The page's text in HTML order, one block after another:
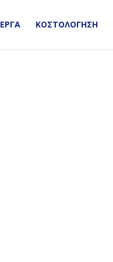
ΕΡΓΑ ΚΟΣΤΟΛΟΓΗΣΗ